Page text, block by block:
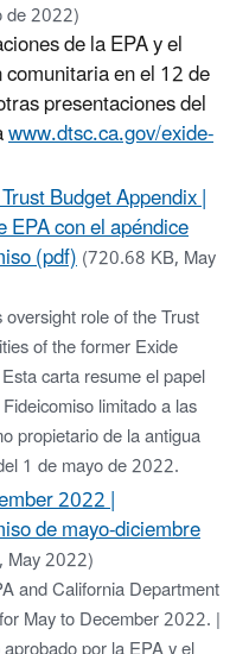
de 2022)
de la EPA y el
en el 12 de
presentaciones del
www.dtsc.ca.gov/exide-
Budget Appendix |
con el apéndice
(pdf)(720.68 KB, May
role of the Trust
of the former Exide
carta resume el papel
limitado a las
propietario de la antigua
1 de mayo de 2022.
2022 |
de mayo-diciembre
2022)
and California Department
May to December 2022. |